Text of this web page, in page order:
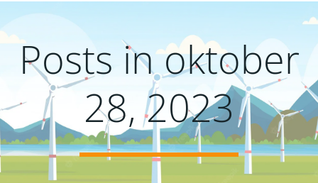
Posts in oktober
28, 2023